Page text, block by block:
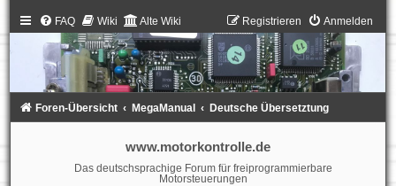
FAQ Wiki Alte Wiki Anmelden
Registrieren
Foren-Übersicht MegaManual Deutsche Übersetztung
www.motorkontrolle.de
Das deutschsprachige Forum für freiprogrammierbare
Motorsteuerungen